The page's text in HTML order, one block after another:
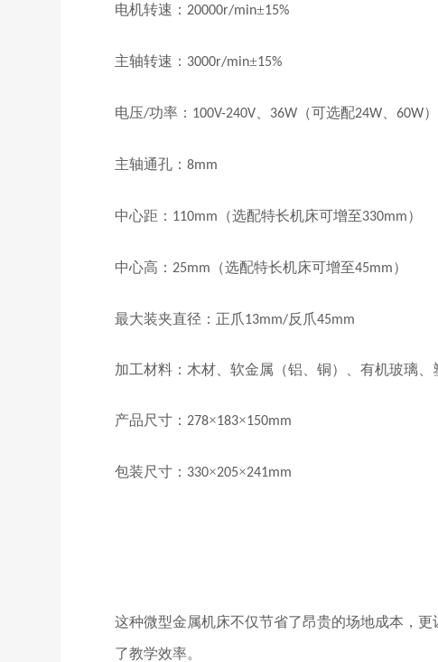
电机转速： 20000r/min±15%
主轴转速： 3000r/min±15%
电压/功率： 100V-240V 36W （可选配24W 、60W）
主轴通孔：8mm
中心距： 110mm （选配特长机床可增至330mm）
中心高： 25mm （选配特长机床可增至45mm）
最大装夹直径：正爪13mm/反爪45mm
加工材料：木材、软金属（铝、铜）、有机玻璃、
产品尺寸： 278×183×150mm
包装尺寸： 330×205×241mm
这种微型金属机床不仅节省了昂贵的场地成本，
了教学效率。